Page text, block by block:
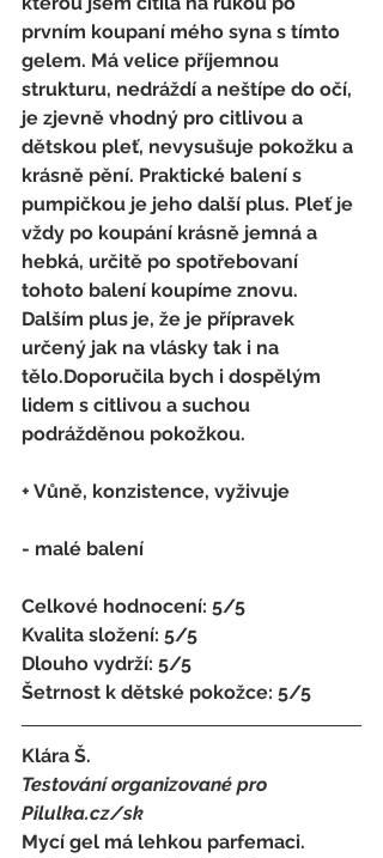
prvním koupaní mého syna s tímto
gelem. Má velice příjemnou
strukturu, nedráždí a neštípe do očí,
je zjevně vhodný pro citlivou a
dětskou pleť, nevysušuje pokožku a
krásně pění. Praktické balení s
pumpičkou je jeho další plus. Pleť je
vždy po koupání krásně jemná a
hebká, určitě po spotřebovaní
tohoto balení koupíme znovu.
Dalším plus je, že je přípravek
určený jak na vlásky tak i na
tělo.Doporučila bych i dospělým
lidem s citlivou a suchou
podrážděnou pokožkou.
+ Vůně, konzistence, vyživuje
- malé balení
Celkové hodnocení: 5/5
Kvalita složení: 5/5
Dlouho vydrží: 5/5
Šetrnost k dětské pokožce: 5/5
Klára Š.
Testování organizované pro
Pilulka.cz/sk
Mycí gel má lehkou parfemaci.